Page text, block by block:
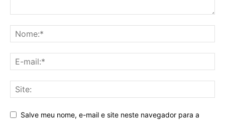
Salve meu nome, e-mail e site neste navegador para a